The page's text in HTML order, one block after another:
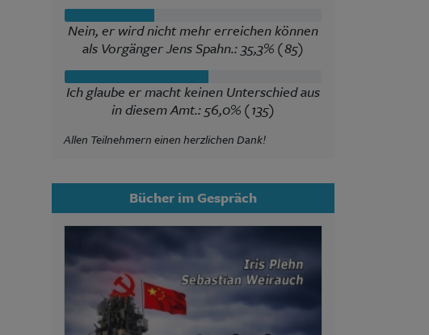
Nein, er wird nicht mehr erreichen können
als Vorgänger Jens Spahn.: 35,3% (85)
Ich glaube er macht keinen Unterschied aus
in diesem Amt.: 56,0% (135)
Allen Teilnehmern einen herzlichen Dank!
Bücher im Gespräch